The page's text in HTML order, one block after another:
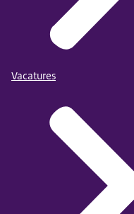
Vacatures